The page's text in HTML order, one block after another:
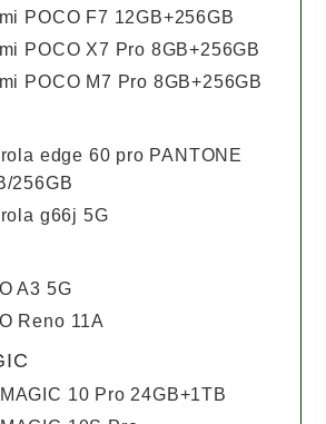
POCO F7 12GB+256GB
POCO X7 Pro 8GB+256GB
POCO M7 Pro 8GB+256GB
edge 60 pro PANTONE
256GB
g66j 5G
A3 5G
Reno 11A
10 Pro 24GB+1TB